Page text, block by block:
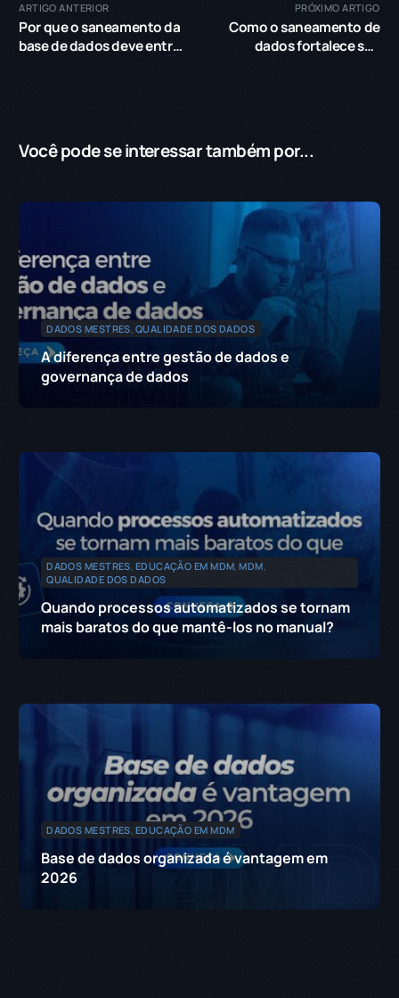
ARTIGO ANTERIOR
Por que o saneamento da
base de dados deve entrar
PRÓXIMO ARTIGO
Como o saneamento de
dados fortalece sua
Você pode se interessar também por...
DADOS MESTRES QUALIDADE DOS DADOS
A diferença entre gestão de dados e
governança de dados
DADOS MESTRES, EDUCAÇÃO EM MDM,MDM,
QUALIDADE DOS DADOS
Quando processos automatizados se tornam
mais baratos do que mantê-los no manual?
DADOS MESTRES, EDUCAÇÃO EM MDM
Base de dados organizada é vantagem em
2026